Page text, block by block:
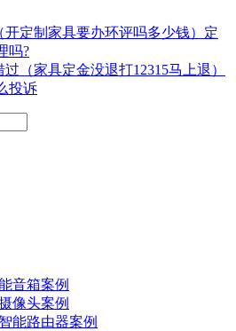
开定制家具要办环评吗多少钱）定
吗?
（家具定金没退打12315马上退）
投诉
音箱案例
像头案例
智能路由器案例